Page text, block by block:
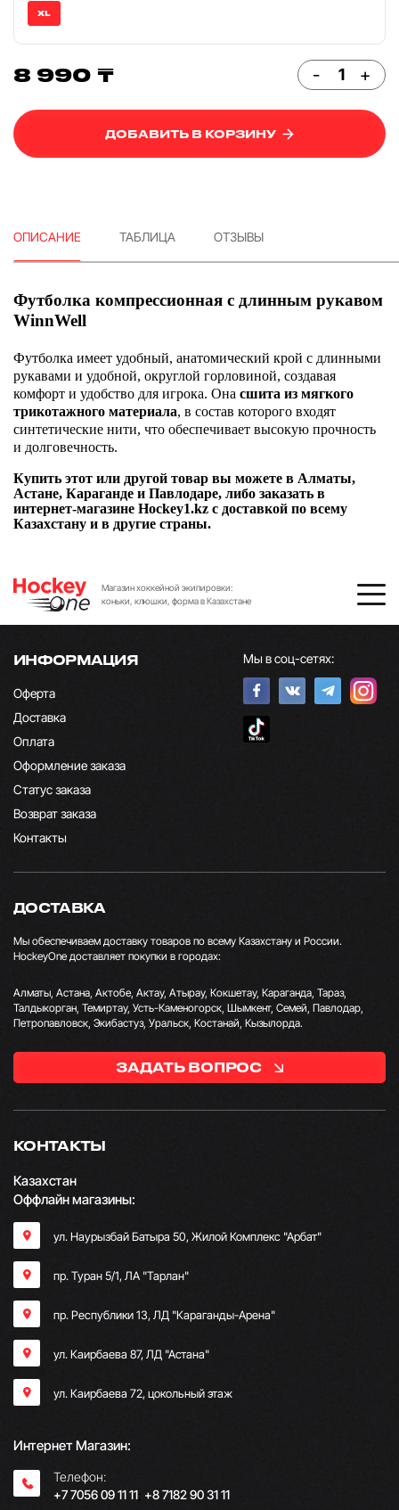
XL
8 990 ₸ - +
ДОБАВИТЬ В КОРЗИНУ
ОПИСАНИЕ ТАБЛИЦА ОТЗЫВЫ
Футболка компрессионная с длинным рукавом
WinnWell
Футболка имеет удобный, анатомический крой с длинными
рукавами и удобной, округлой горловиной, создавая
комфорт и удобство для игрока. Она сшита из мягкого
трикотажного материала, в состав которого входят
синтетические нити, что обеспечивает высокую прочность
и долговечность.
Купить этот или другой товар вы можете в Алматы,
Астане, Караганде и Павлодаре, либо заказать в
интернет-магазине Hockey1.kz с доставкой по всему
Казахстану и в другие страны.
Магазин хоккейной экипировки:
коньки, клюшки, форма в Казахстане
ИНФОРМАЦИЯ
Оферта
Доставка
Оплата
Оформление заказа
Статус заказа
Возврат заказа
Контакты
Мы в соц-сетях:
КОНТАКТЫ
Казахстан
Оффлайн магазины:
ул. Наурызбай Батыра 50, Жилой Комплекс "Арбат"
пр. Туран 5/1, ЛА "Тарлан"
пр. Республики 13, ​ЛД "Караганды-Арена"
ул. Каирбаева 87, ЛД "Астана"
ул. Каирбаева 72, цокольный этаж
Интернет Магазин:
Телефон:
+7 7056 09 11 11; +8 7182 90 31 11
ДОСТАВКА
Мы обеспечиваем доставку товаров по всему Казахстану и России.
HockeyOne доставляет покупки в городах:
Алматы, Астана, Актобе, Актау, Атырау, Кокшетау, Караганда, Тараз,
Талдыкорган, Темиртау, Усть-Каменогорск, Шымкент, Семей, Павлодар,
Петропавловск, Экибастуз, Уральск, Костанай, Кызылорда.
ЗАДАТЬ ВОПРОС